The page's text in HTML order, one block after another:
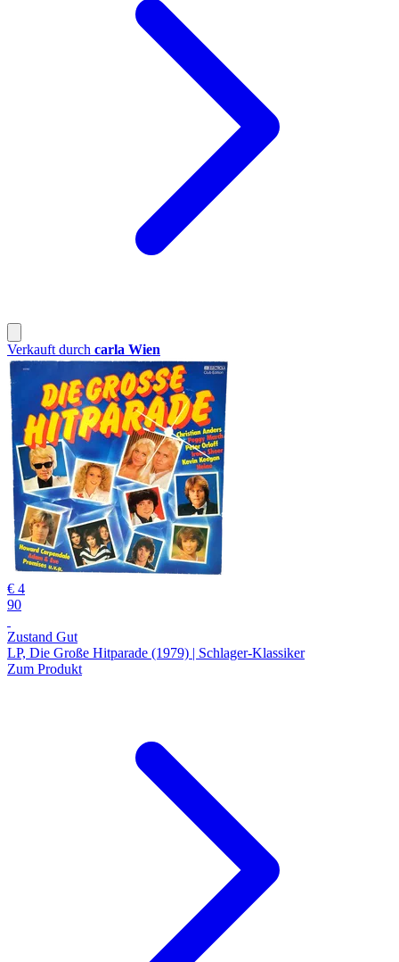
Verkauft durch carla Wien
€ 4
90
Zustand Gut
LP, Die Große Hitparade (1979) | Schlager-Klassiker
Zum Produkt